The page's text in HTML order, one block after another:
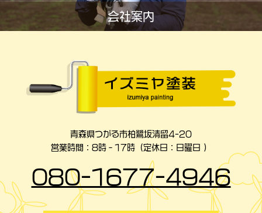
会社案内
青森県つがる市柏鷺坂清留4-20
営業時間：8時‐17時（定休日：日曜日 ）
080-1677-4946